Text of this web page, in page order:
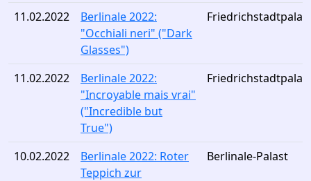
11.02.2022
Berlinale 2022:
"Occhiali neri" ("Dark
Glasses")
11.02.2022
Berlinale 2022:
"Incroyable mais vrai"
("Incredible but
True")
10.02.2022
Berlinale 2022: Roter
Teppich zur
Berlinale-Palast